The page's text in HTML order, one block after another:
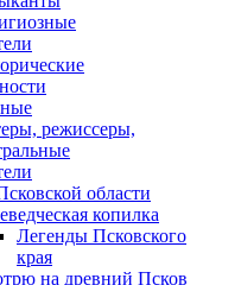
режиссеры,
области
копилка
Легенды Псковского
края
на древний Псков